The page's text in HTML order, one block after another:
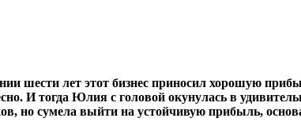
шести лет этот бизнес приносил хорошую
И тогда Юлия с головой окунулась в
но сумела выйти на устойчивую прибыль,